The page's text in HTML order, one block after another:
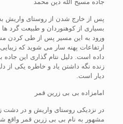
جاده مسیح الله دین محمد
پس از خارج شدن از روستای واریش
بسیاری از کوهنوردان و طبیعت گرد
ورود به این مسیر پس از طی کردن
ارتفاعات پهنه سار می شوید که
داده است. دلیل نتام گذاری این جاده
زنده نگه داشتن یاد و خاطره یکی از
دیار است.
امامزاده بی بی زرین قمر
در نزدیکی روستای واریش و در دشت
مشهور به نام بی بی زرین قمر واقع